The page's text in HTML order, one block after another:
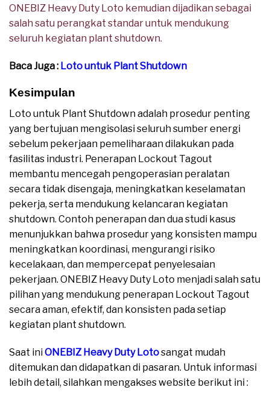
ONEBIZ Heavy Duty Loto kemudian dijadikan sebagai
salah satu perangkat standar untuk mendukung
seluruh kegiatan plant shutdown.
Baca Juga : Loto untuk Plant Shutdown
Kesimpulan
Loto untuk Plant Shutdown adalah prosedur penting
yang bertujuan mengisolasi seluruh sumber energi
sebelum pekerjaan pemeliharaan dilakukan pada
fasilitas industri. Penerapan Lockout Tagout
membantu mencegah pengoperasian peralatan
secara tidak disengaja, meningkatkan keselamatan
pekerja, serta mendukung kelancaran kegiatan
shutdown. Contoh penerapan dan dua studi kasus
menunjukkan bahwa prosedur yang konsisten mampu
meningkatkan koordinasi, mengurangi risiko
kecelakaan, dan mempercepat penyelesaian
pekerjaan. ONEBIZ Heavy Duty Loto menjadi salah satu
pilihan yang mendukung penerapan Lockout Tagout
secara aman, efektif, dan konsisten pada setiap
kegiatan plant shutdown.
Saat iniONEBIZ Heavy Duty Lotosangat mudah
ditemukan dan didapatkan di pasaran. Untuk informasi
lebih detail, silahkan mengakses website berikut ini :